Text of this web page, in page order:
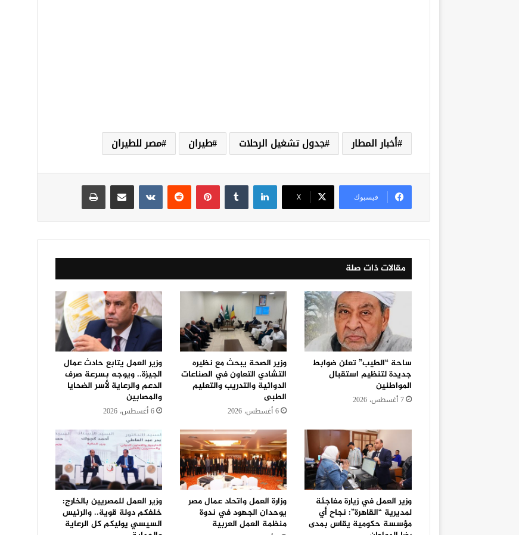
أخبار المطار جدول تشغيل الرحلات طيران مصر للطيران
فيسبوك ‫X
لينكدإن بينتيريست
مقالات ذات صلة
ساحة “الطيب” تعلن ضوابط
جديدة لتنظيم استقبال
المواطنين
7 أغسطس، 2026
وزير الصحة يبحث مع نظيره
التشادي التعاون في الصناعات
الدوائية والتدريب والتعليم
الطبى
6 أغسطس، 2026
وزير العمل يتابع حادث عمال
الجيزة.. ويوجه بسرعة صرف
الدعم والرعاية لأسر الضحايا
والمصابين
6 أغسطس، 2026
وزير العمل في زيارة مفاجئة
لمديرية “القاهرة”: نجاح أي
مؤسسة حكومية يقاس بمدى
وزارة العمل واتحاد عمال مصر
يوحدان الجهود في ندوة
منظمة العمل العربية
وزير العمل للمصريين بالخارج:
خلفكم دولة قوية.. والرئيس
السيسي يوليكم كل الرعاية